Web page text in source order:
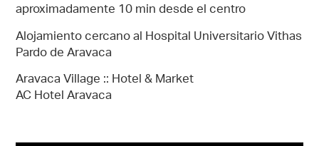
aproximadamente 10 min desde el centro
Alojamiento cercano al Hospital Universitario Vithas
Pardo de Aravaca
Aravaca Village :: Hotel & Market
AC Hotel Aravaca